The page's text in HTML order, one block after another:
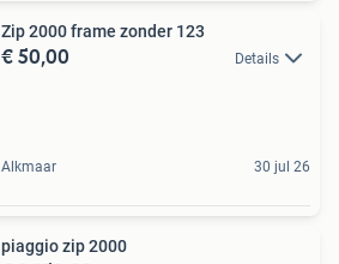
Zip 2000 frame zonder 123
€ 50,00 Details
Alkmaar 30 jul 26
piaggio zip 2000